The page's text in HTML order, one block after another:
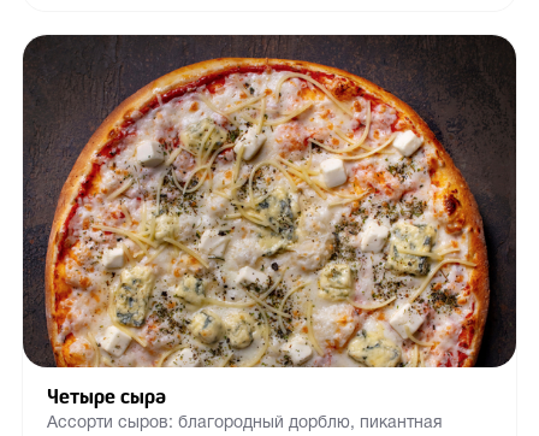
Четыре сыра
Ассорти сыров: благородный дорблю, пикантная